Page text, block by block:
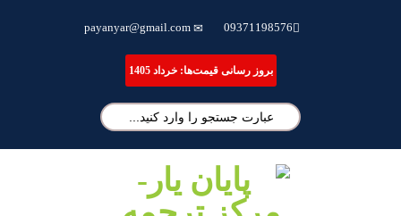
09371198576
payanyar@gmail.com
بروز رسانی قیمت‌ها: خرداد 1405